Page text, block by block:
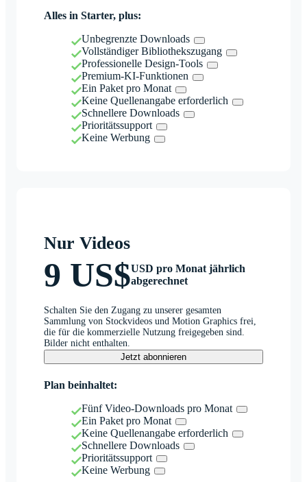
Alles in Starter, plus:
Unbegrenzte Downloads
Vollständiger Bibliothekszugang
Professionelle Design-Tools
Premium-KI-Funktionen
Ein Paket pro Monat
Keine Quellenangabe erforderlich
Schnellere Downloads
Prioritätssupport
Keine Werbung
Nur Videos
9 US$USD pro Monat jährlich
abgerechnet
Schalten Sie den Zugang zu unserer gesamten
Sammlung von Stockvideos und Motion Graphics frei,
die für die kommerzielle Nutzung freigegeben sind.
Bilder nicht enthalten.
Jetzt abonnieren
Plan beinhaltet:
Fünf Video-Downloads pro Monat
Ein Paket pro Monat
Keine Quellenangabe erforderlich
Schnellere Downloads
Prioritätssupport
Keine Werbung